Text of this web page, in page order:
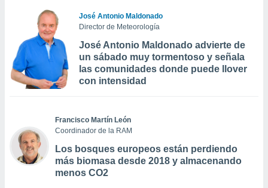
José Antonio Maldonado
Director de Meteorología
José Antonio Maldonado advierte de
un sábado muy tormentoso y señala
las comunidades donde puede llover
con intensidad
Francisco Martín León
Coordinador de la RAM
Los bosques europeos están perdiendo
más biomasa desde 2018 y almacenando
menos CO2